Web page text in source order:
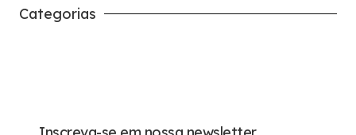
Categorias